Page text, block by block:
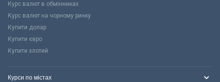
Курс валют в обмінниках
Курс валют на чорному ринку
Купити долар
Купити євро
Купити злотий
Курси по містах